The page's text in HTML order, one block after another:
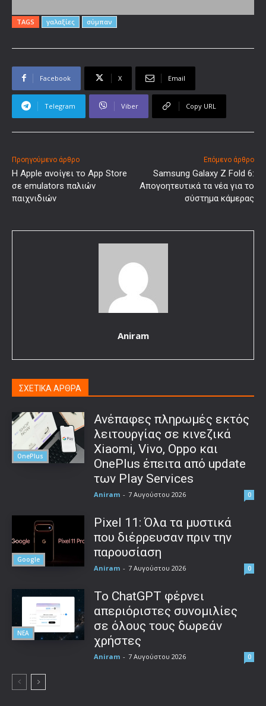
TAGS γαλαξίες σύμπαν
Facebook X Email
Telegram Viber Copy URL
Προηγούμενο άρθρο
Η Apple ανοίγει το App Store
σε emulators παλιών
παιχνιδιών
Επόμενο άρθρο
Samsung Galaxy Z Fold 6:
Απογοητευτικά τα νέα για το
σύστημα κάμερας
Aniram
ΣΧΕΤΙΚΑ ΑΡΘΡΑ
OnePlus
Ανέπαφες πληρωμές εκτός
λειτουργίας σε κινεζικά
Xiaomi, Vivo, Oppo και
OnePlus έπειτα από update
των Play Services
Aniram - 7 Αυγούστου 2026 0
Google
Pixel 11: Όλα τα μυστικά
που διέρρευσαν πριν την
παρουσίαση
Aniram - 7 Αυγούστου 2026 0
ΝΕΑ
Το ChatGPT φέρνει
απεριόριστες συνομιλίες
σε όλους τους δωρεάν
χρήστες
Aniram - 7 Αυγούστου 2026 0